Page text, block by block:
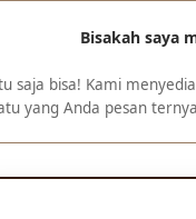
Bisakah saya
saja bisa! Kami
yang Anda pesan